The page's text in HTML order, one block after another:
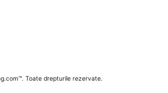
Toate drepturile rezervate.